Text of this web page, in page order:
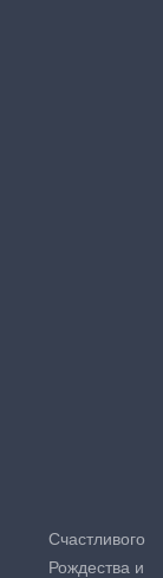
Счастливого
Рождества и